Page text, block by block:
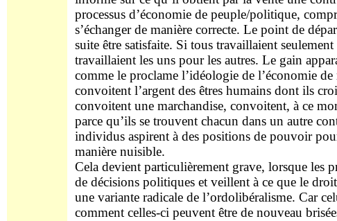
processus d’économie de peuple/politique,
s’échanger de manière correcte. Le point de
suite être satisfaite. Si tous travaillaient
travaillaient les uns pour les autres. Le gain
comme le proclame l’idéologie de l’économie
convoitent l’argent des êtres humains dont ils
convoitent une marchandise, convoitent, à ce
parce qu’ils se trouvent chacun dans un autre
individus aspirent à des positions de pouvoir
manière nuisible.
Cela devient particulièrement grave, lorsque les
de décisions politiques et veillent à ce que le
une variante radicale de l’ordolibéralisme. Car
comment celles-ci peuvent être de nouveau